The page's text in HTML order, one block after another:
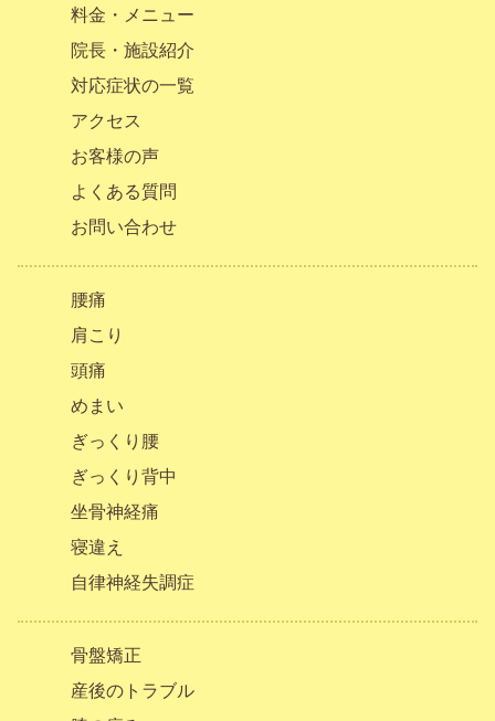
料金・メニュー
院長・施設紹介
対応症状の一覧
アクセス
お客様の声
よくある質問
お問い合わせ
腰痛
肩こり
頭痛
めまい
ぎっくり腰
ぎっくり背中
坐骨神経痛
寝違え
自律神経失調症
骨盤矯正
産後のトラブル